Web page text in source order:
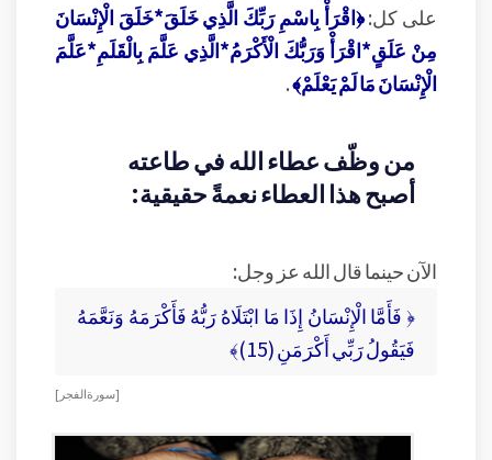
على كل:﴿اقْرَأْ بِاسْمِ رَبِّكَ الَّذِي خَلَقَ*خَلَقَ الْإِنْسَانَ
مِنْ عَلَقٍ*اقْرَأْ وَرَبُّكَ الْأَكْرَمُ*الَّذِي عَلَّمَ بِالْقَلَمِ*عَلَّمَ
الْإِنْسَانَ مَا لَمْ يَعْلَمْ﴾.
من وظّف عطاء الله في طاعته
أصبح هذا العطاء نعمةً حقيقية:
الآن حينما قال الله عز وجل:
﴿ فَأَمَّا الْإِنْسَانُ إِذَا مَا ابْتَلَاهُ رَبُّهُ فَأَكْرَمَهُ وَنَعَّمَهُ
فَيَقُولُ رَبِّي أَكْرَمَنِ (15)﴾
[ سورة الفجر ]